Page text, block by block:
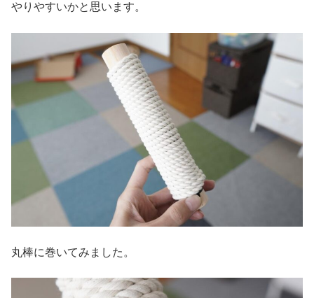
やりやすいかと思います。
丸棒に巻いてみました。